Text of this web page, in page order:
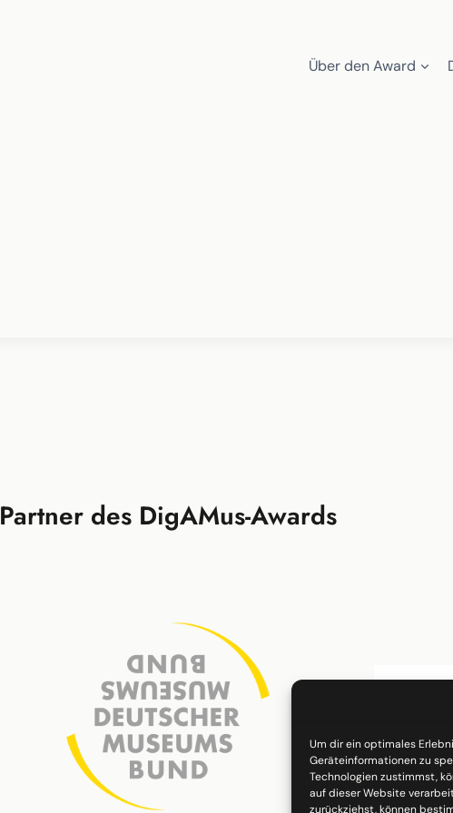
Um dir ein optimales
Geräteinformationen zu
Technologien zustimmst,
auf dieser Website
zurückziehst, können
Über den Award
Partner des DigAMus-Awards